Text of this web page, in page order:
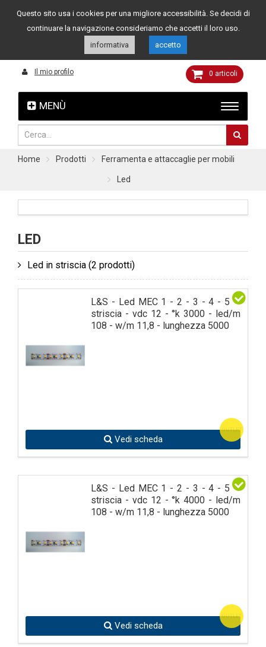
Assistenza clienti 049 8015108 349 4262144
MENÙ
Il mio profilo 0 articoli
Home Prodotti Ferramenta e attaccaglie per mobili
Led
LED
Led in striscia (2 prodotti)
L&S - Led MEC 1 - 2 - 3 - 4 - 5 in
striscia - vdc 12 - °k 3000 - led/m
108 - w/m 11,8 - lunghezza 5000
OUTLET
Vedi scheda
L&S - Led MEC 1 - 2 - 3 - 4 - 5 in
striscia - vdc 12 - °k 4000 - led/m
108 - w/m 11,8 - lunghezza 5000
OUTLET
Vedi scheda
Questo sito usa i cookies per una migliore accessibilità. Se decidi di
continuare la navigazione consideriamo che accetti il loro uso.
informativa
accetto